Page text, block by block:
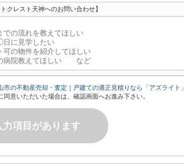
トクレスト天神へのお問い合わせ】
の不動産売却・査定｜戸建ての適正見積りなら「アズライト」
意いただいた場合は、確認画面へお進み下さい。
力項目があります